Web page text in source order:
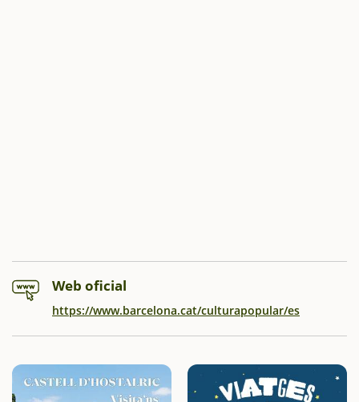
Web oficial
https://www.barcelona.cat/culturapopular/es